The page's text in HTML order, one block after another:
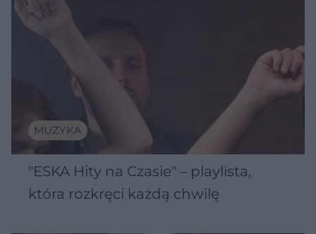
MUZYKA
"ESKA Hity na Czasie" – playlista,
która rozkręci każdą chwilę